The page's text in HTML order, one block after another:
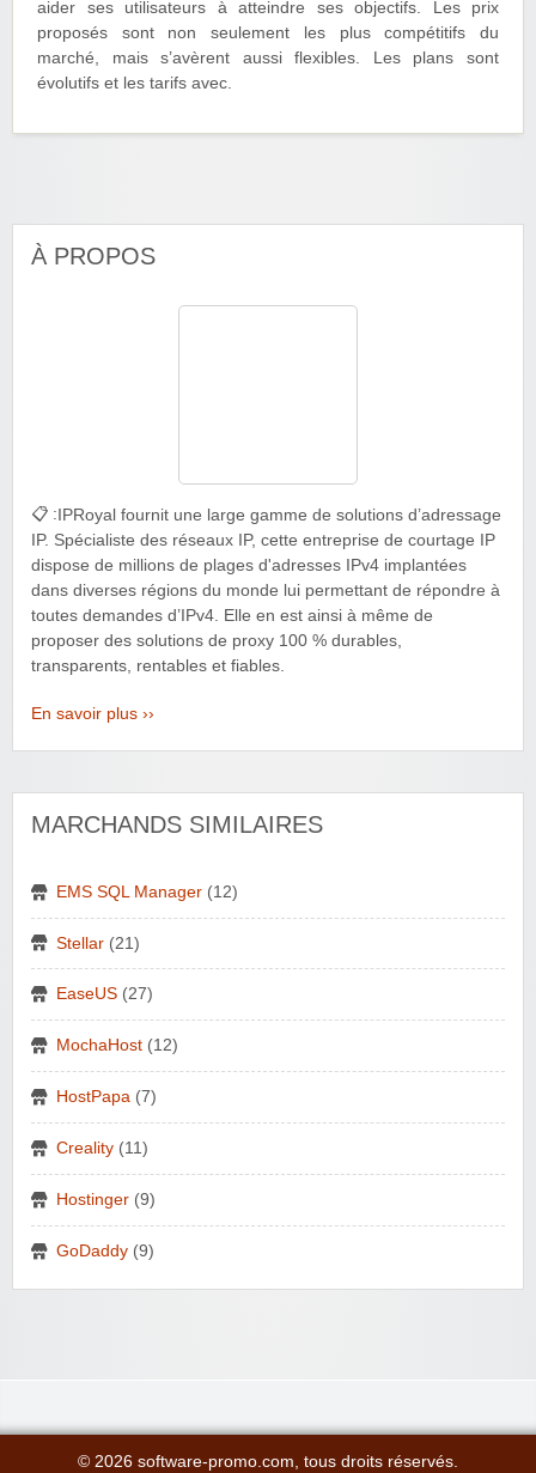
aider ses utilisateurs à atteindre ses objectifs. Les prix
proposés sont non seulement les plus compétitifs du
marché, mais s’avèrent aussi flexibles. Les plans sont
évolutifs et les tarifs avec.
À PROPOS
📋 :IPRoyal fournit une large gamme de solutions d’adressage
IP. Spécialiste des réseaux IP, cette entreprise de courtage IP
dispose de millions de plages d'adresses IPv4 implantées
dans diverses régions du monde lui permettant de répondre à
toutes demandes d’IPv4. Elle en est ainsi à même de
proposer des solutions de proxy 100 % durables,
transparents, rentables et fiables.
En savoir plus ››
MARCHANDS SIMILAIRES
EMS SQL Manager (12)
Stellar (21)
EaseUS (27)
MochaHost (12)
HostPapa (7)
Creality (11)
Hostinger (9)
GoDaddy (9)
© 2026 software-promo.com, tous droits réservés.